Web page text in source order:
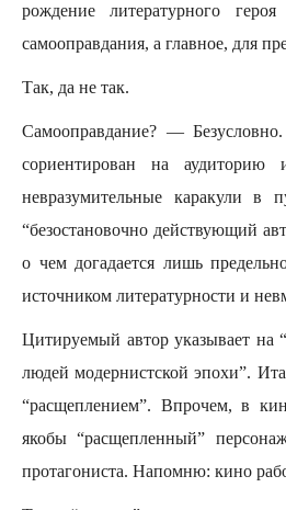
рождение литературного
самооправдания, а главное, для
Так, да не так.
Самооправдание? —
сориентирован на
невразумительные каракули в
“безостановочно действующий
о чем догадается лишь
источником литературности и
Цитируемый автор указывает на
людей модернистской эпохи”.
“расщеплением”. Впрочем, в
якобы “расщепленный”
протагониста. Напомню: кино